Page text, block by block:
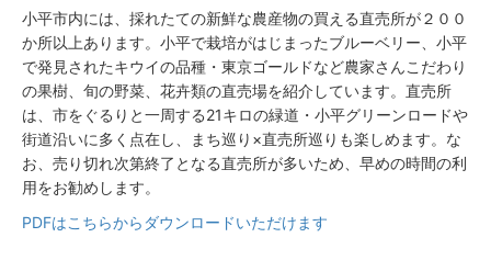
小平市内には、採れたての新鮮な農産物の買える直売所が２００
か所以上あります。小平で栽培がはじまったブルーベリー、小平
で発見されたキウイの品種・東京ゴールドなど農家さんこだわり
の果樹、旬の野菜、花卉類の直売場を紹介しています。直売所
は、市をぐるりと一周する21キロの緑道・小平グリーンロードや
街道沿いに多く点在し、まち巡り×直売所巡りも楽しめます。な
お、売り切れ次第終了となる直売所が多いため、早めの時間の利
用をお勧めします。
PDFはこちらからダウンロードいただけます